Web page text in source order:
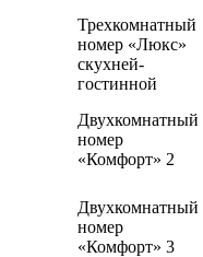
Трехкомнатный
номер «Люкс»
скухней-
гостинной
Двухкомнатный
номер
«Комфорт» 2
Двухкомнатный
номер
«Комфорт» 3